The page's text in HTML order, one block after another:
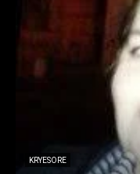
KRYESORE